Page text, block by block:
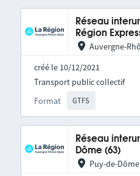
Réseau
Région
Auvergne-
créé le 10/12/2021
Format GTFS
Transport public collectif
Réseau
Dôme (63)
Puy-de-Dôme